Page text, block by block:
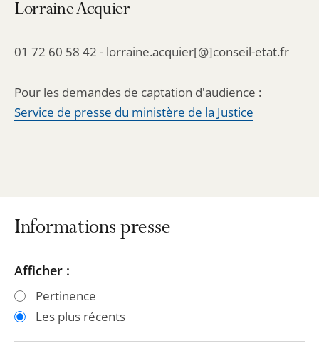
Lorraine Acquier
01 72 60 58 42 - lorraine.acquier[@]conseil-etat.fr
Pour les demandes de captation d'audience :
Service de presse du ministère de la Justice
Informations presse
Passer
les
filtres
Passer
les
filtres
Afficher :
Pertinence
Les plus récents